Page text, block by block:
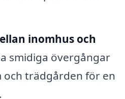
inomhus och
smidiga övergångar
och trädgården för en